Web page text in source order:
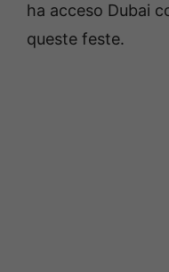
ha acceso Dubai
queste feste.